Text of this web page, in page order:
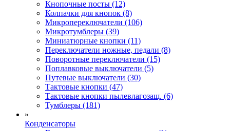
Кнопочные посты (12)
Колпачки для кнопок (8)
Микропереключатели (106)
Микротумблеры (39)
Миниатюрные кнопки (11)
Переключатели ножные, педали (8)
Поворотные переключатели (15)
Поплавковые выключатели (5)
Путевые выключатели (30)
Тактовые кнопки (47)
Тактовые кнопки пылевлагозащ. (6)
Тумблеры (181)
»
Конденсаторы